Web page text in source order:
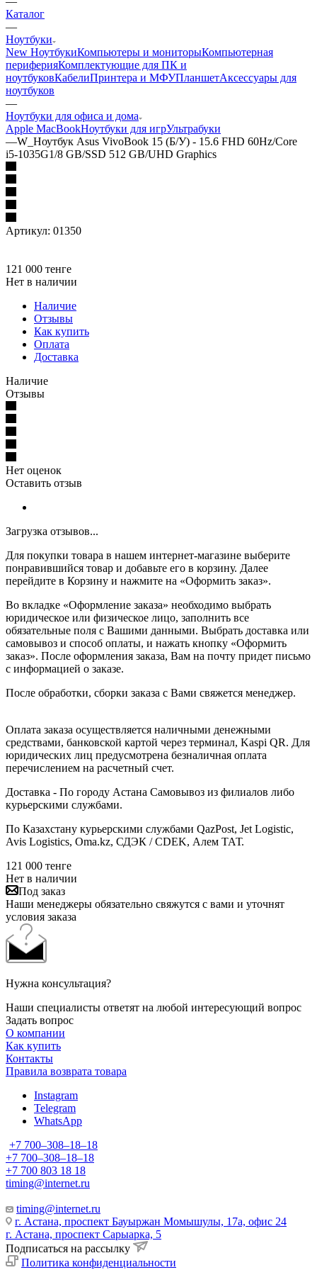
Каталог
—
Ноутбуки
New НоутбукиКомпьютеры и мониторыКомпьютерная
периферияКомплектующие для ПК и
ноутбуковКабелиПринтера и МФУПланшетАксессуары для
ноутбуков
—
Ноутбуки для офиса и дома
Apple MacBookНоутбуки для игрУльтрабуки
—W_Ноутбук Asus VivoBook 15 (Б/У) - 15.6 FHD 60Hz/Core
i5-1035G1/8 GB/SSD 512 GB/UHD Graphics
Артикул: 01350
121 000 тенге
Нет в наличии
Наличие
Отзывы
Как купить
Оплата
Доставка
Наличие
Отзывы
Нет оценок
Оставить отзыв
Загрузка отзывов...
Для покупки товара в нашем интернет-магазине выберите
понравившийся товар и добавьте его в корзину. Далее
перейдите в Корзину и нажмите на «Оформить заказ».
Во вкладке «Оформление заказа» необходимо выбрать
юридическое или физическое лицо, заполнить все
обязательные поля с Вашими данными. Выбрать доставка или
самовывоз и способ оплаты, и нажать кнопку «Оформить
заказ». После оформления заказа, Вам на почту придет письмо
с информацией о заказе.
После обработки, сборки заказа с Вами свяжется менеджер.
Оплата заказа осуществляется наличными денежными
средствами, банковской картой через терминал, Kaspi QR. Для
юридических лиц предусмотрена безналичная оплата
перечислением на расчетный счет.
Доставка - По городу Астана Самовывоз из филиалов либо
курьерскими службами.
По Казахстану курьерскими службами QazPost, Jet Logistic,
Avis Logistics, Oma.kz, СДЭК / CDEK, Алем ТАТ.
121 000 тенге
Нет в наличии
Под заказ
Наши менеджеры обязательно свяжутся с вами и уточнят
условия заказа
Нужна консультация?
Наши специалисты ответят на любой интересующий вопрос
Задать вопрос
О компании
Как купить
Контакты
Правила возврата товара
Instagram
Telegram
WhatsApp
+7 700‒308‒18‒18
+7 700‒308‒18‒18
+7 700 803 18 18
timing@internet.ru
timing@internet.ru
г. Астана, проспект Бауыржан Момышулы, 17а, офис 24
г. Астана, проспект Сарыарка, 5
Подписаться на рассылку
Политика конфиденциальности